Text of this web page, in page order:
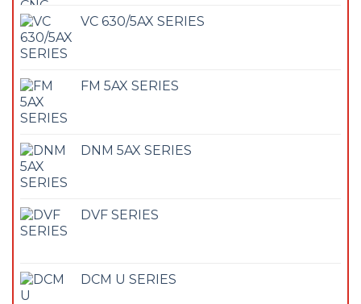
VC 630/5AX SERIES
FM 5AX SERIES
DNM 5AX SERIES
DVF SERIES
DCM U SERIES